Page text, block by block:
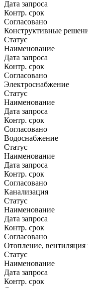
Дата запроса
Контр. срок
Согласовано
Конструктивные
Статус
Наименование
Дата запроса
Контр. срок
Согласовано
Электроснабжение
Статус
Наименование
Дата запроса
Контр. срок
Согласовано
Водоснабжение
Статус
Наименование
Дата запроса
Контр. срок
Согласовано
Канализация
Статус
Наименование
Дата запроса
Контр. срок
Согласовано
Отопление,
Статус
Наименование
Дата запроса
Контр. срок